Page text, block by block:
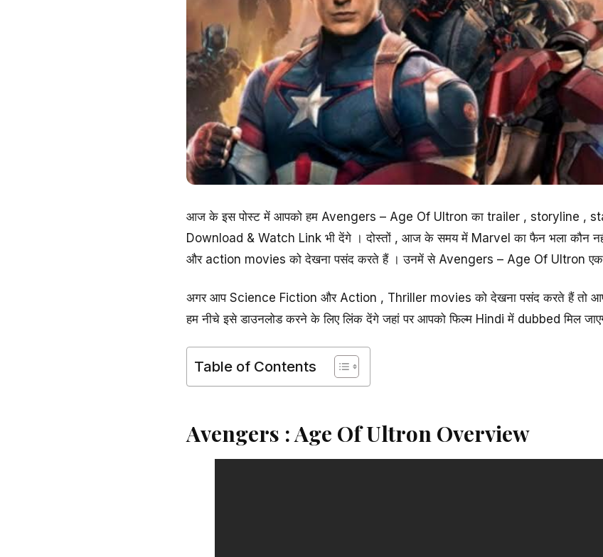
आज के इस पोस्ट में आपको हम Avengers – Age Of Ultron का trailer , storyline ,
Download & Watch Link भी देंगे । दोस्तों , आज के समय में Marvel का फैन भला कौन
और action movies को देखना पसंद करते हैं । उनमें से Avengers – Age Of Ultron
अगर आप Science Fiction और Action , Thriller movies को देखना पसंद करते हैं तो
हम नीचे इसे डाउनलोड करने के लिए लिंक देंगे जहां पर आपको फिल्म Hindi में dubbed मिल
Table of Contents
Avengers : Age Of Ultron Overview